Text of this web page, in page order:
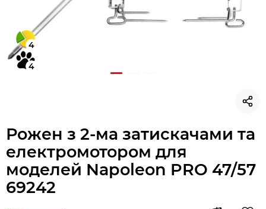
4
4
Рожен з 2-ма затискачами та
електромотором для
моделей Napoleon PRO 47/57
69242